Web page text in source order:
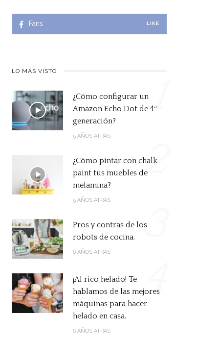
Fans LIKE
LO MÁS VISTO
¿Cómo configurar un
Amazon Echo Dot de 4ª
generación?
5 AÑOS ATRÁS
1
¿Cómo pintar con chalk
paint tus muebles de
melamina?
5 AÑOS ATRÁS
2
Pros y contras de los
robots de cocina.
6 AÑOS ATRÁS
3
¡Al rico helado! Te
hablamos de las mejores
máquinas para hacer
helado en casa.
6 AÑOS ATRÁS
4